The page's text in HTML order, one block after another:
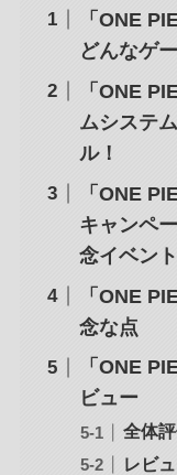
「ONE
どんなゲ
「ONE
ムシステ
ル！
「ONE
キャンペ
念イベント
「ONE
念な点
「ONE
ビュー
全体
レビ